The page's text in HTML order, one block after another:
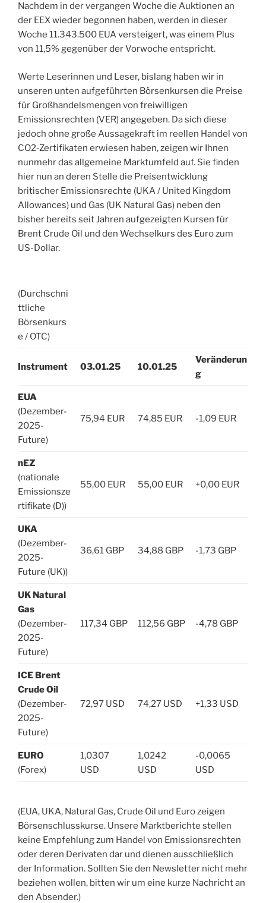
Nachdem in der vergangen Woche die Auktionen an
der EEX wieder begonnen haben, werden in dieser
Woche 11.343.500 EUA versteigert, was einem Plus
von 11,5% gegenüber der Vorwoche entspricht.
Werte Leserinnen und Leser, bislang haben wir in
unseren unten aufgeführten Börsenkursen die Preise
für Großhandelsmengen von freiwilligen
Emissionsrechten (VER) angegeben. Da sich diese
jedoch ohne große Aussagekraft im reellen Handel von
CO2-Zertifikaten erwiesen haben, zeigen wir Ihnen
nunmehr das allgemeine Marktumfeld auf. Sie finden
hier nun an deren Stelle die Preisentwicklung
britischer Emissionsrechte (UKA / United Kingdom
Allowances) und Gas (UK Natural Gas) neben den
bisher bereits seit Jahren aufgezeigten Kursen für
Brent Crude Oil und den Wechselkurs des Euro zum
US-Dollar.
(Durchschni
ttliche
Börsenkurs
e / OTC)
Instrument 03.01.25 10.01.25
Veränderun
g
EUA
(Dezember-
2025-
Future)
75,94 EUR 74,85 EUR -1,09 EUR
nEZ
(nationale
Emissionsze
rtifikate (D))
55,00 EUR 55,00 EUR +0,00 EUR
UKA
(Dezember-
2025-
Future (UK))
36,61 GBP 34,88 GBP -1,73 GBP
UK Natural
Gas
(Dezember-
2025-
Future)
117,34 GBP 112,56 GBP -4,78 GBP
ICE Brent
Crude Oil
(Dezember-
2025-
Future)
72,97 USD 74,27 USD +1,33 USD
EURO
(Forex)
1,0307
USD
1,0242
USD
-0,0065
USD
(EUA, UKA, Natural Gas, Crude Oil und Euro zeigen
Börsenschlusskurse. Unsere Marktberichte stellen
keine Empfehlung zum Handel von Emissionsrechten
oder deren Derivaten dar und dienen ausschließlich
der Information. Sollten Sie den Newsletter nicht mehr
beziehen wollen, bitten wir um eine kurze Nachricht an
den Absender.)